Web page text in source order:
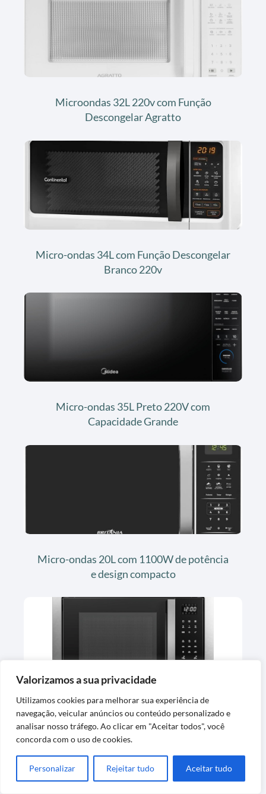
Valorizamos a sua privacidade
Utilizamos cookies para melhorar sua experiência de
navegação, veicular anúncios ou conteúdo personalizado e
analisar nosso tráfego. Ao clicar em "Aceitar todos", você
concorda com o uso de cookies.
Personalizar Rejeitar tudo Aceitar tudo
Microondas 32L 220v com Função
Descongelar Agratto
Micro-ondas 34L com Função Descongelar
Branco 220v
Micro-ondas 35L Preto 220V com
Capacidade Grande
Micro-ondas 20L com 1100W de potência
e design compacto
Micro-ondas de Embutir 30L Inox 220v
Panasonic